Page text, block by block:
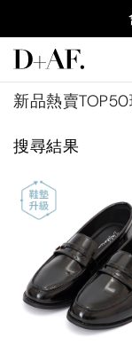
新品熱賣TOP50
搜尋結果